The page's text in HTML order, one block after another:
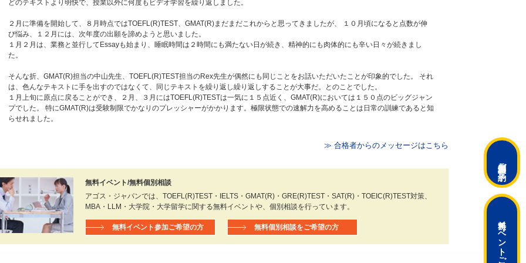
ご予約
無料イベント
ご予約
どのテキストより明快で、授業以外に何度もビデオ学習を繰り返しました。
２月に準備を開始して、８月時点ではTOEFL(R)TEST、GMAT(R)まだまだこれからと思ってきましたが、 １０月頃になると点数が伸
び悩み、１２月には、次年度の出願を諦めようと思いました。
１月２月は、業務と並行してEssayも始まり、睡眠時間は２時間にも満たない日が続き、精神的にも肉体的にも辛い日々が続きまし
た。
そんな折、GMAT(R)担当の中山先生、TOEFL(R)TEST担当のRex先生が偶然にも同じことをお話いただいたことが印象的でした。 それ
は、色んなテキストに手を出すのではなくて、同じテキストを繰り返し繰り返しすることが大事だ。とのことでした。
１月上旬に原点に戻ることができ、２月、３月にはTOEFL(R)TESTは一気に１５点近く、GMAT(R)においては１５０点のビッグジャン
プでした。 特にGMAT(R)は受験制限でかなりのプレッシャーがかかります。極限状態での速解力を高めることは日常の訓練であると知
らせれました。
≫ 合格者からのメッセージはこちら
無料イベント/無料個別相談
アゴス・ジャパンでは、TOEFL(R)TEST・IELTS・GMAT(R)・GRE(R)TEST・SAT(R)・TOEIC(R)TEST対策、
MBA・LLM・大学院・大学留学に関する無料イベントや、個別相談を行っています。
無料イベント参加ご希望の方 無料個別相談をご希望の方